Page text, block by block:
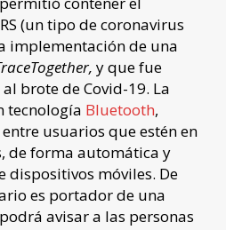
(un tipo de coronavirus
implementación de una
y que fue
brote de Covid-19. La
tecnología Bluetooth,
usuarios que estén en
de forma automática y
dispositivos móviles. De
es portador de una
avisar a las personas